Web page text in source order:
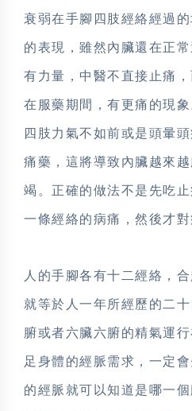
衰弱在手腳四肢經絡經過
的表現，雖然內臟還在正
有力量，中醫不直接止痛
在服藥期間，有更痛的現
四肢力氣不如前或是頭暈
痛藥，這將導致內臟越來
竭。正確的做法不是先吃
一條經絡的病痛，然後才對
人的手腳各有十二經絡，
就等於人一年所經歷的二
腑或者六臟六腑的精氣運
足身體的經脈需求，一定
的經脈就可以知道是哪一